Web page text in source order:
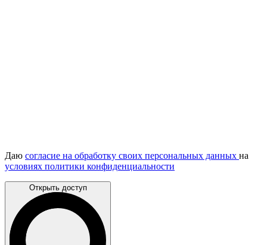
Даю согласие на обработку своих персональных данных на
условиях политики конфиденциальности
Открыть доступ